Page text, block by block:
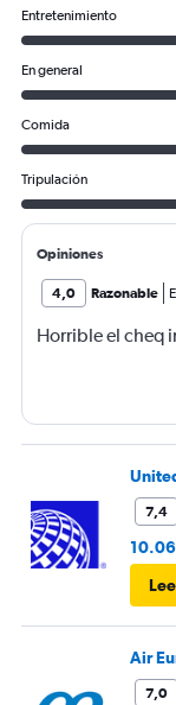
Entretenimiento
En general
Comida
Tripulación
Opiniones
4,0 Razonable
Horrible el cheq
7,4
Air
7,0